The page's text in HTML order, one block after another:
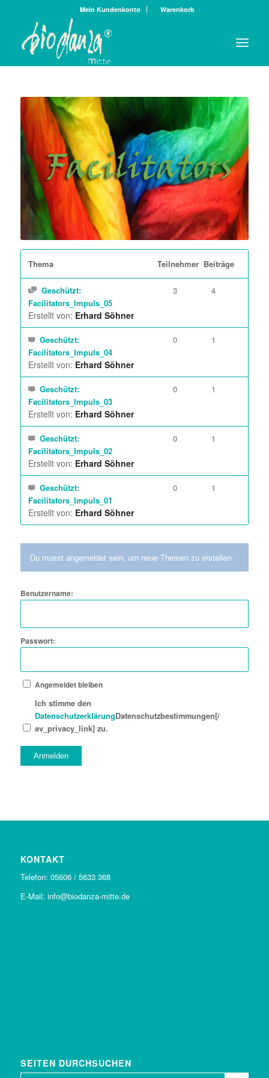
Mein Kundenkonto Warenkorb
Thema Teilnehmer Beiträge
Geschützt:
Facilitators_Impuls_05
Erstellt von: Erhard Söhner
3 4
Geschützt:
Facilitators_Impuls_04
Erstellt von: Erhard Söhner
0 1
Geschützt:
Facilitators_Impuls_03
Erstellt von: Erhard Söhner
0 1
Geschützt:
Facilitators_Impuls_02
Erstellt von: Erhard Söhner
0 1
Geschützt:
Facilitators_Impuls_01
Erstellt von: Erhard Söhner
0 1
Du musst angemeldet sein, um neue Themen zu erstellen.
Benutzername:
Passwort:
Angemeldet bleiben
Ich stimme den
DatenschutzerklärungDatenschutzbestimmungen[/
av_privacy_link] zu.
Anmelden
KONTAKT
Telefon: 05606 / 5633 368
E-Mail: info@biodanza-mitte.de
SEITEN DURCHSUCHEN